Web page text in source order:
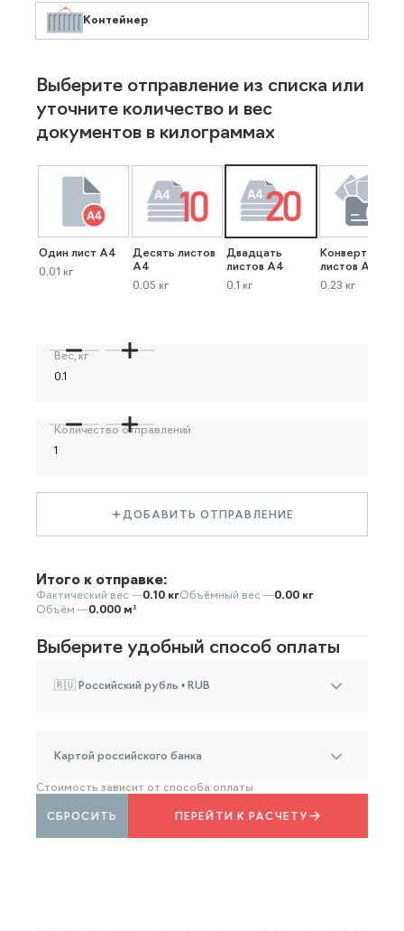
Контейнер
Выберите отправление из списка или
уточните количество и вес
документов в килограммах
Один лист А4
0.01 кг
Десять листов
А4
0.05 кг
Двадцать
листов А4
0.1 кг
Конверт до 40
листов А4
0.23 кг
Вес, кг
Количество отправлений
ДОБАВИТЬ ОТПРАВЛЕНИЕ
Итого к отправке:
Фактический вес —0.10 кгОбъёмный вес —0.00 кг
Объём —0.000 м³
Выберите удобный способ оплаты
🇷🇺 Российский рубль • RUB
Картой российского банка
Стоимость зависит от способа оплаты
ПЕРЕЙТИ К РАСЧЕТУ
СБРОСИТЬ